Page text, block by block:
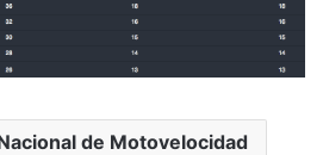
de Motovelocidad